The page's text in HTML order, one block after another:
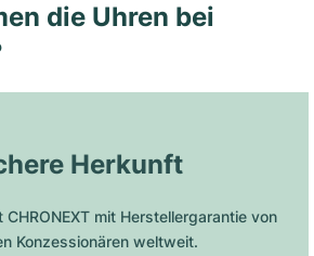
die Uhren bei
Herkunft
CHRONEXT mit Herstellergarantie von
Konzessionären weltweit.